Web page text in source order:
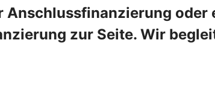
Anschlussfinanzierung oder
zur Seite. Wir